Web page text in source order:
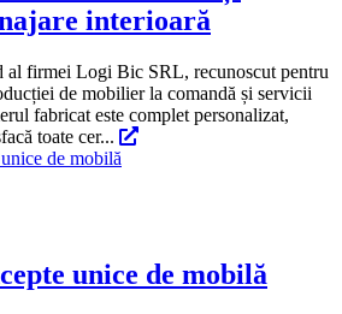
interioară
firmei Logi Bic SRL, recunoscut pentru
de mobilier la comandă și servicii
fabricat este complet personalizat,
toate cer...
unice de mobilă